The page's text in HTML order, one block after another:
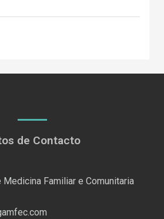
de Contacto
Familiar e Comunitaria